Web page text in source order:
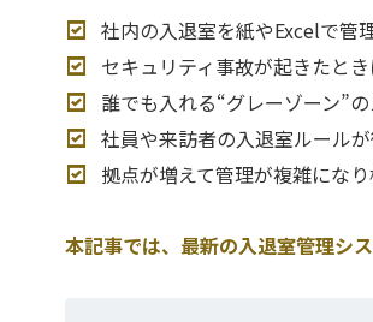
社内の入退室を紙やExcelで管
セキュリティ事故が起きたと
誰でも入れる“グレーゾーン”
社員や来訪者の入退室ルール
拠点が増えて管理が複雑にな
本記事では、最新の入退室管理シ